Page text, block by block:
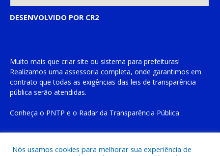
DESENVOLVIDO POR CR2
Muito mais que criar site ou sistema para prefeituras!
Realizamos uma assessoria completa, onde garantimos em
contrato que todas as exigências das leis de transparência
pública serão atendidas.
Conheça o PNTP e o Radar da Transparência Pública
Nós usamos cookies para melhorar sua experiência de